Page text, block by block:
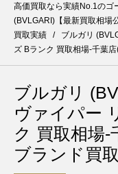
高価買取なら実績No.1のゴ
(BVLGARI)【最新買取相場
買取実績
/
ブルガリ
ズ Bランク 買取相場-千葉
ブルガリ
ヴァイパー
ク 買取相場-
ブランド買